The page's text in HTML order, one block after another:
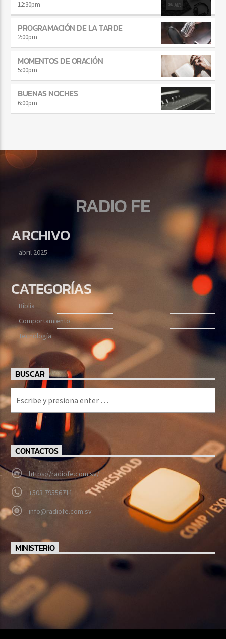
12:30pm
PROGRAMACIÓN DE LA TARDE
2:00pm
MOMENTOS DE ORACIÓN
5:00pm
BUENAS NOCHES
6:00pm
RADIO FE
ARCHIVO
abril 2025
CATEGORÍAS
Biblia
Comportamiento
Tecnología
BUSCAR
CONTACTOS
https://radiofe.com.sv/
+503 79556711
info@radiofe.com.sv
MINISTERIO